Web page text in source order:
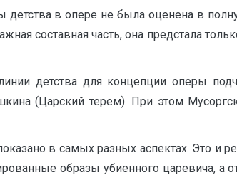
детства в опере не была оценена в
составная часть, она предстала
детства для концепции оперы
(Царский терем). При этом
в самых разных аспектах. Это
образы убиенного царевича, а